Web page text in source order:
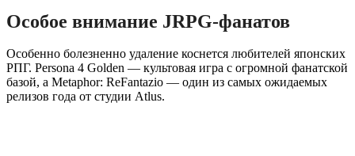
Особое внимание JRPG-фанатов
Особенно болезненно удаление коснется любителей японских
РПГ. Persona 4 Golden — культовая игра с огромной фанатской
базой, а Metaphor: ReFantazio — один из самых ожидаемых
релизов года от студии Atlus.